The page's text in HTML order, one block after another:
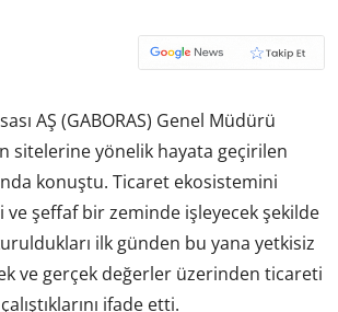
AŞ (GABORAS) Genel Müdürü
sitelerine yönelik hayata geçirilen
konuştu. Ticaret ekosistemini
şeffaf bir zeminde işleyecek şekilde
ilk günden bu yana yetkisiz
ve gerçek değerler üzerinden ticareti
ifade etti.